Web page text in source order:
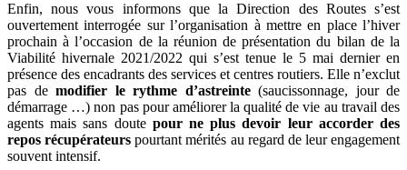
Enfin, nous vous informons que la Direction des Routes s’est
ouvertement interrogée sur l’organisation à mettre en place l’hiver
prochain à l’occasion de la réunion de présentation du bilan de la
Viabilité hivernale 2021/2022 qui s’est tenue le 5 mai dernier en
présence des encadrants des services et centres routiers. Elle n’exclut
pas demodifier le rythme d’astreinte(saucissonnage, jour de
démarrage …) non pas pour améliorer la qualité de vie au travail des
agents mais sans doute pour ne plus devoir leur accorder des
repos récupérateurs pourtant mérités au regard de leur engagement
souvent intensif.